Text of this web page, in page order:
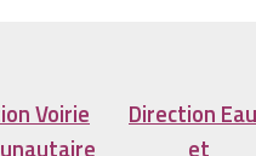
Voirie
Direction